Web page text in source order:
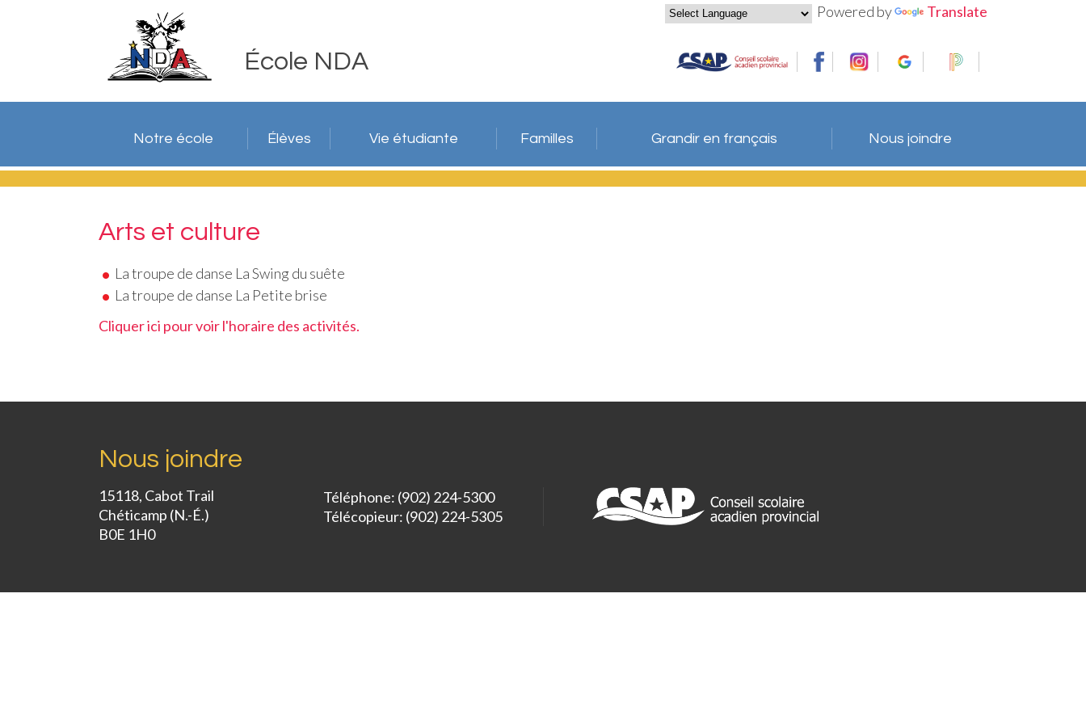
Powered by Translate
École NDA
Notre école Élèves Vie étudiante Familles Grandir en français Nous joindre
Arts et culture
La troupe de danse La Swing du suête
La troupe de danse La Petite brise
Cliquer ici pour voir l'horaire des activités.
Nous joindre
15118, Cabot Trail
Chéticamp (N.-É.)
B0E 1H0
Téléphone: (902) 224-5300
Télécopieur: (902) 224-5305